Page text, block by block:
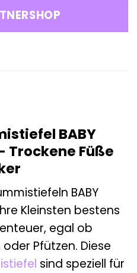
BABY
– Trockene Füße
BABY
Ihre Kleinsten bestens
egal ob
Pfützen. Diese
sind speziell für